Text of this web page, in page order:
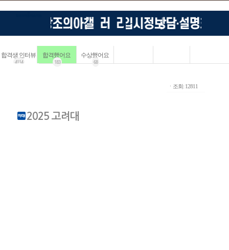
합격생 인터뷰
4114
합격했어요
183
수상했어요
68
ㆍ조회: 12811
2025 고려대